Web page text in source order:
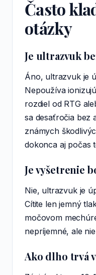
Často
otázky
Je ultrazvuk
Áno, ultrazvuk je
Nepoužíva
rozdiel od RTG
sa desaťročia bez
známych
dokonca aj počas
Je vyšetrenie
Nie, ultrazvuk je
Cítite len jemný
močovom
nepríjemné, ale
Ako dlho trvá